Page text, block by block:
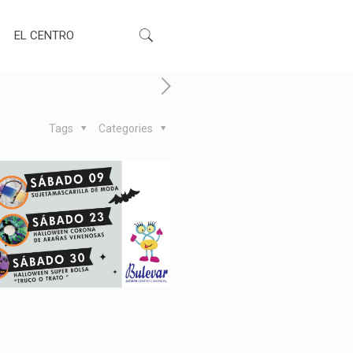
EL CENTRO
Categories
Tags